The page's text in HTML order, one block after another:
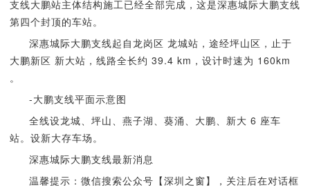
支线大鹏站主体结构施工已经全部完成，这是深惠城际大鹏支线
第四个封顶的车站。
深惠城际大鹏支线起自龙岗区 龙城站，途经坪山区，止于
大鹏新区 新大站，线路全长约 39.4 km，设计时速为 160km
。
-大鹏支线平面示意图
全线设龙城、坪山、燕子湖、葵涌、大鹏、新大 6 座车
站。设新大存车场。
深惠城际大鹏支线最新消息
温馨提示：微信搜索公众号【深圳之窗】，关注后在对话框